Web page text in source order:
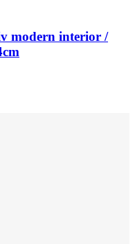
modern interior /